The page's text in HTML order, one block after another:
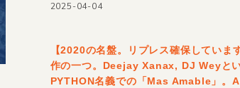
2025-04-04
【2020の名盤。リプレス確保してい
作の一つ。Deejay Xanax, DJ Weyと
PYTHON名義での「Mas Amable」。